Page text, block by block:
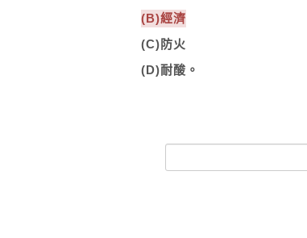
(B)經濟
(C)防火
(D)耐酸。